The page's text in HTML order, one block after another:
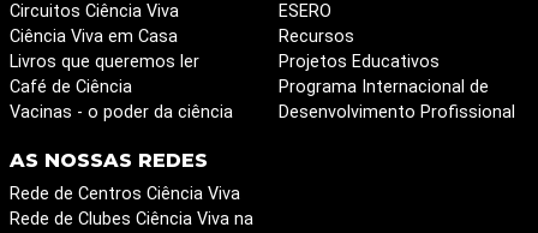
Circuitos Ciência Viva
Ciência Viva em Casa
Livros que queremos ler
Café de Ciência
Vacinas - o poder da ciência
ESERO
Recursos
Projetos Educativos
Programa Internacional de
Desenvolvimento Profissional
AS NOSSAS REDES
Rede de Centros Ciência Viva
Rede de Clubes Ciência Viva na